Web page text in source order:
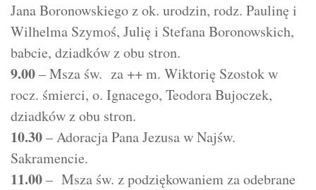
Jana Boronowskiego z ok. urodzin, rodz. Paulinę i
Wilhelma Szymoś, Julię i Stefana Boronowskich,
babcie, dziadków z obu stron.
9.00– Msza św. za ++ m. Wiktorię Szostok w
rocz. śmierci, o. Ignacego, Teodora Bujoczek,
dziadków z obu stron.
10.30– Adoracja Pana Jezusa w Najśw.
Sakramencie.
11.00– Msza św. z podziękowaniem za odebrane